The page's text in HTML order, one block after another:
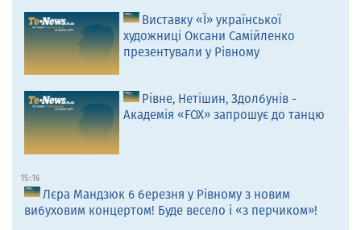
Виставку «Ї» української
художниці Оксани Самійленко
презентували у Рівному
Рівне, Нетішин, Здолбунів -
Академія «FOX» запрошує до танцю
15:16
Лєра Мандзюк 6 березня у Рівному з новим
вибуховим концертом! Буде весело і «з перчиком»!